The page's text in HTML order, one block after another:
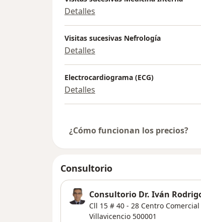
Detalles
Visitas sucesivas Nefrología
Detalles
Electrocardiograma (ECG)
Detalles
¿Cómo funcionan los precios?
Consultorio
Consultorio Dr. Iván
Cll 15 # 40 - 28 Centro
Villavicencio 500001